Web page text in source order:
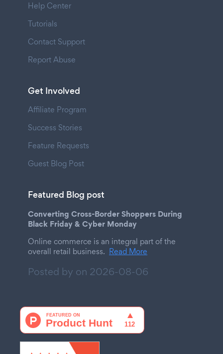
Help Center
Tutorials
Contact Support
Report Abuse
Get Involved
Affiliate Program
Success Stories
Feature Requests
Guest Blog Post
Featured Blog post
Converting Cross-Border Shoppers During
Black Friday & Cyber Monday
Online commerce is an integral part of the
overall retail business. Read More
Posted by on 2026-08-06